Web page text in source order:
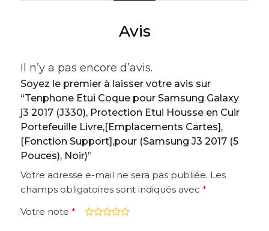
Avis
Il n’y a pas encore d’avis.
Soyez le premier à laisser votre avis sur
“Tenphone Etui Coque pour Samsung Galaxy
j3 2017 (J330), Protection Etui Housse en Cuir
Portefeuille Livre,[Emplacements Cartes],
[Fonction Support],pour (Samsung J3 2017 (5
Pouces), Noir)”
Votre adresse e-mail ne sera pas publiée. Les
champs obligatoires sont indiqués avec *
Votre note *